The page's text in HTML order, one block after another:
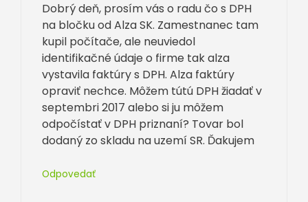
Dobrý deň, prosím vás o radu čo s DPH
na bločku od Alza SK. Zamestnanec tam
kupil počítače, ale neuviedol
identifikačné údaje o firme tak alza
vystavila faktúry s DPH. Alza faktúry
opraviť nechce. Môžem tútú DPH žiadať v
septembri 2017 alebo si ju môžem
odpočístať v DPH priznaní? Tovar bol
dodaný zo skladu na uzemí SR. Ďakujem
Odpovedať